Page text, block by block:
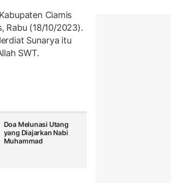
Ciamis
Rabu (18/10/2023).
Sunarya itu
SWT.
Doa Melunasi Utang
yang Diajarkan Nabi
Muhammad